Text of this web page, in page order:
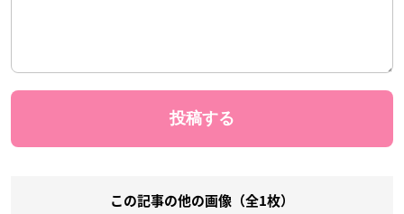
この記事の他の画像（全1枚）